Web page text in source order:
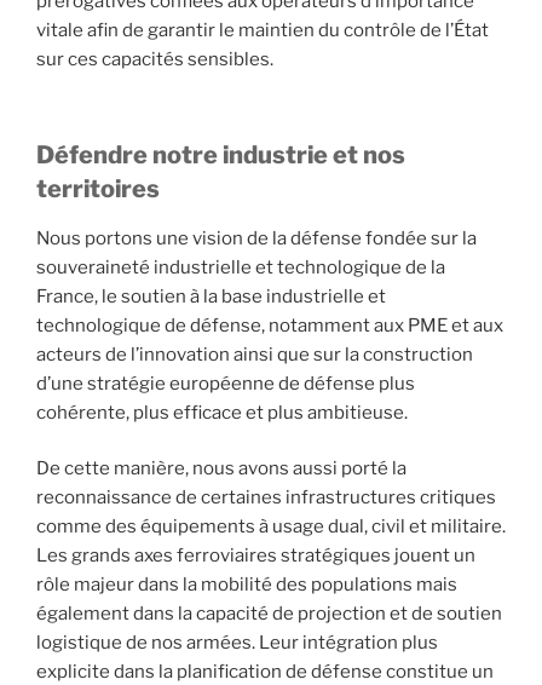
vitale afin de garantir le maintien du contrôle de l’État
sur ces capacités sensibles.
Défendre notre industrie et nos
territoires
Nous portons une vision de la défense fondée sur la
souveraineté industrielle et technologique de la
France, le soutien à la base industrielle et
technologique de défense, notamment aux PME et aux
acteurs de l’innovation ainsi que sur la construction
d’une stratégie européenne de défense plus
cohérente, plus efficace et plus ambitieuse.
De cette manière, nous avons aussi porté la
reconnaissance de certaines infrastructures critiques
comme des équipements à usage dual, civil et militaire.
Les grands axes ferroviaires stratégiques jouent un
rôle majeur dans la mobilité des populations mais
également dans la capacité de projection et de soutien
logistique de nos armées. Leur intégration plus
explicite dans la planification de défense constitue un